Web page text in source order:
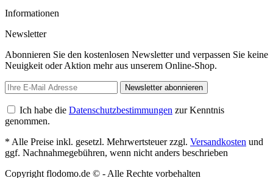
Informationen
Newsletter
Abonnieren Sie den kostenlosen Newsletter und verpassen Sie keine
Neuigkeit oder Aktion mehr aus unserem Online-Shop.
Newsletter abonnieren
Ich habe die Datenschutzbestimmungen zur Kenntnis
genommen.
* Alle Preise inkl. gesetzl. Mehrwertsteuer zzgl. Versandkosten und
ggf. Nachnahmegebühren, wenn nicht anders beschrieben
Copyright flodomo.de © - Alle Rechte vorbehalten